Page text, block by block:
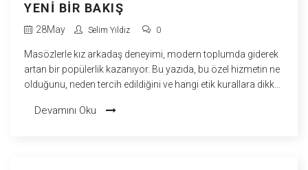
YENI BIR BAKIŞ
28May Selim Yıldız 0
Masözlerle kız arkadaş deneyimi, modern toplumda giderek
artan bir popülerlik kazanıyor. Bu yazıda, bu özel hizmetin ne
olduğunu, neden tercih edildiğini ve hangi etik kurallara dikkat
deneyimin zihinsel ve duygusal faydalarına ve masöz
Devamını Oku